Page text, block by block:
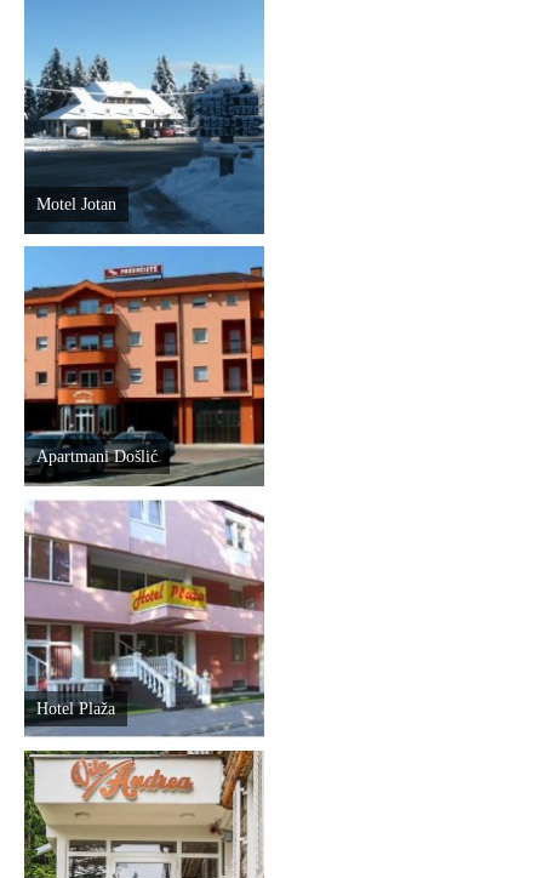
Motel Jotan
Apartmani Došlić
Hotel Plaža